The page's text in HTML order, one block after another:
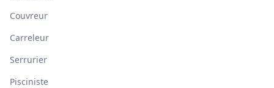
Couvreur
Carreleur
Serrurier
Pisciniste